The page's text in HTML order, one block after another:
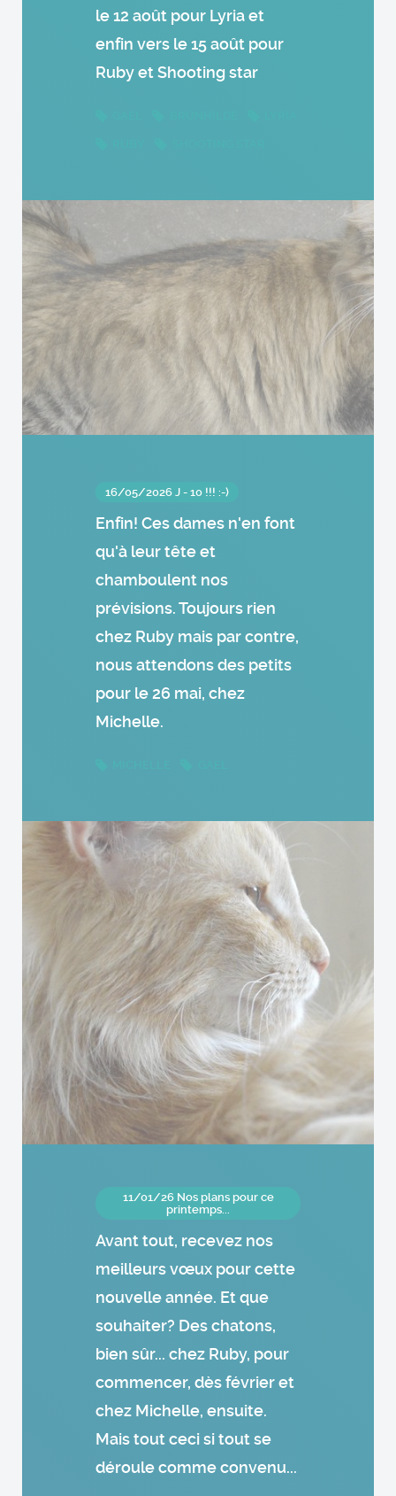
le 12 août pour Lyria et
enfin vers le 15 août pour
Ruby et Shooting star
16/05/2026 J - 10 !!! :-)
Enfin! Ces dames n'en font
qu'à leur tête et
chamboulent nos
prévisions. Toujours rien
chez Ruby mais par contre,
nous attendons des petits
pour le 26 mai, chez
Michelle.
11/01/26 Nos plans pour ce
printemps...
Avant tout, recevez nos
meilleurs vœux pour cette
nouvelle année. Et que
souhaiter? Des chatons,
bien sûr... chez Ruby, pour
commencer, dès février et
chez Michelle, ensuite.
Mais tout ceci si tout se
déroule comme convenu...